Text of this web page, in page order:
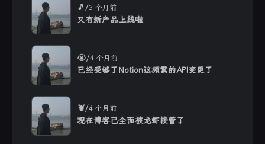
🎵/3 个月前
又有新产品上线啦
😭/4 个月前
已经受够了Notion这频繁的API变更了
🦞/4 个月前
现在博客已全面被龙虾接管了